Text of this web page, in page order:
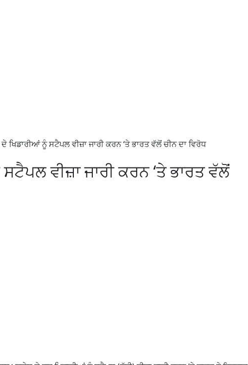
ਖਿਡਾਰੀਆਂ ਨੂੰ ਸਟੈਪਲ ਵੀਜ਼ਾ ਜਾਰੀ ਕਰਨ ‘ਤੇ ਭਾਰਤ ਵੱਲੋਂ ਚੀਨ ਦਾ ਵਿਰੋਧ
ਵੀਜ਼ਾ ਜਾਰੀ ਕਰਨ ‘ਤੇ ਭਾਰਤ ਵੱਲੋਂ